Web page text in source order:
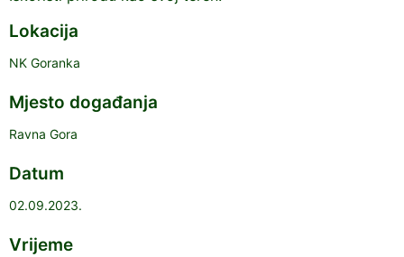
Lokacija
NK Goranka
Mjesto događanja
Ravna Gora
Datum
02.09.2023.
Vrijeme